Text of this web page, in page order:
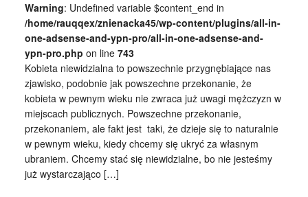
Warning: Undefined variable $content_end in
/home/rauqqex/znienacka45/wp-content/plugins/all-in-
one-adsense-and-ypn-pro/all-in-one-adsense-and-
ypn-pro.php on line 743
Kobieta niewidzialna to powszechnie przygnębiające nas
zjawisko, podobnie jak powszechne przekonanie, że
kobieta w pewnym wieku nie zwraca już uwagi mężczyzn w
miejscach publicznych. Powszechne przekonanie,
przekonaniem, ale fakt jest taki, że dzieje się to naturalnie
w pewnym wieku, kiedy chcemy się ukryć za własnym
ubraniem. Chcemy stać się niewidzialne, bo nie jesteśmy
już wystarczająco […]